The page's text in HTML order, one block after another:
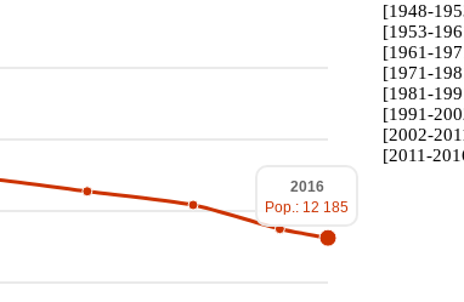
2016
Pop.: 12 185
[1948-
[1953-
[1961-
[1971-
[1981-
[1991-
[2002-
[2011-